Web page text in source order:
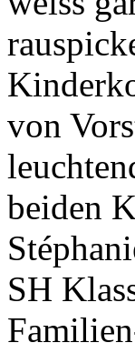
von
beiden
SH